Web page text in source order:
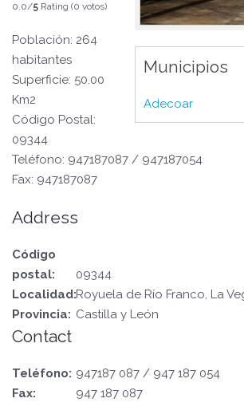
Municipios
Adecoar
0.0/5 Rating (0 votos)
Población: 264
habitantes
Superficie: 50.00
Km2
Código Postal:
09344
Teléfono: 947187087 / 947187054
Fax: 947187087
Address
Código
postal:
09344
Localidad:Royuela de Río Franco, La
Provincia: Castilla y León
Contact
Teléfono: 947187 087 / 947 187 054
Fax:
947 187 087